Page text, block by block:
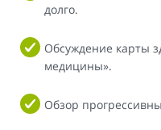
долго.
Обсуждение карты
медицины».
Обзор